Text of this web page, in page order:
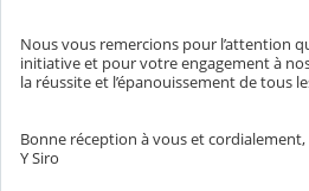
Nous vous remercions pour l’attention
initiative et pour votre engagement à
la réussite et l’épanouissement de tous
Bonne réception à vous et cordialement,
Y Siro